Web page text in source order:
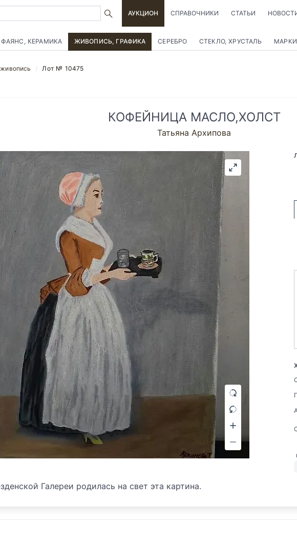
АУКЦИОН СПРАВОЧНИКИ СТАТЬИ
КЕРАМИКА ЖИВОПИСЬ, ГРАФИКА СЕРЕБРО СТЕКЛО, ХРУСТАЛЬ
Лот № 10475
КОФЕЙНИЦА МАСЛО,ХОЛСТ
Татьяна Архипова
Галереи родилась на свет эта картина.